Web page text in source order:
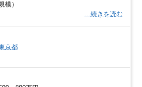
模）
…続きを読む
京都